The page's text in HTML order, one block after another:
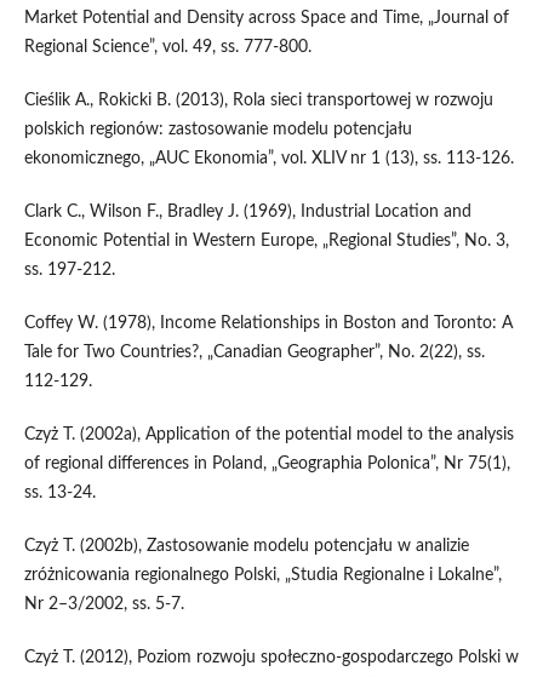
Market Potential and Density across Space and Time, „Journal of
Regional Science”, vol. 49, ss. 777-800.
Cieślik A., Rokicki B. (2013), Rola sieci transportowej w rozwoju
polskich regionów: zastosowanie modelu potencjału
ekonomicznego, „AUC Ekonomia”, vol. XLIV nr 1 (13), ss. 113-126.
Clark C., Wilson F., Bradley J. (1969), Industrial Location and
Economic Potential in Western Europe, „Regional Studies”, No. 3,
ss. 197-212.
Coffey W. (1978), Income Relationships in Boston and Toronto: A
Tale for Two Countries?, „Canadian Geographer”, No. 2(22), ss.
112-129.
Czyż T. (2002a), Application of the potential model to the analysis
of regional differences in Poland, „Geographia Polonica”, Nr 75(1),
ss. 13-24.
Czyż T. (2002b), Zastosowanie modelu potencjału w analizie
zróżnicowania regionalnego Polski, „Studia Regionalne i Lokalne”,
Nr 2–3/2002, ss. 5-7.
Czyż T. (2012), Poziom rozwoju społeczno-gospodarczego Polski w